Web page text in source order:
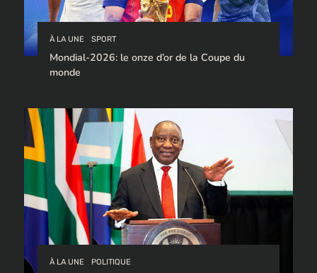
À LA UNE SPORT
Mondial-2026: le onze d’or de la Coupe du
monde
À LA UNE POLITIQUE